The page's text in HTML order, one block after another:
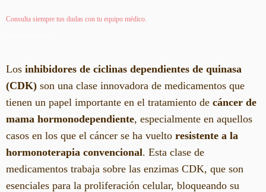
Consulta siempre tus dudas con tu equipo médico.
Los inhibidores de ciclinas dependientes de quinasa
(CDK) son una clase innovadora de medicamentos que
tienen un papel importante en el tratamiento de cáncer de
mama hormonodependiente, especialmente en aquellos
casos en los que el cáncer se ha vuelto resistente a la
hormonoterapia convencional. Esta clase de
medicamentos trabaja sobre las enzimas CDK, que son
esenciales para la proliferación celular, bloqueando su